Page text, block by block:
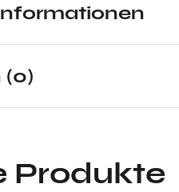
(0)
Produkte